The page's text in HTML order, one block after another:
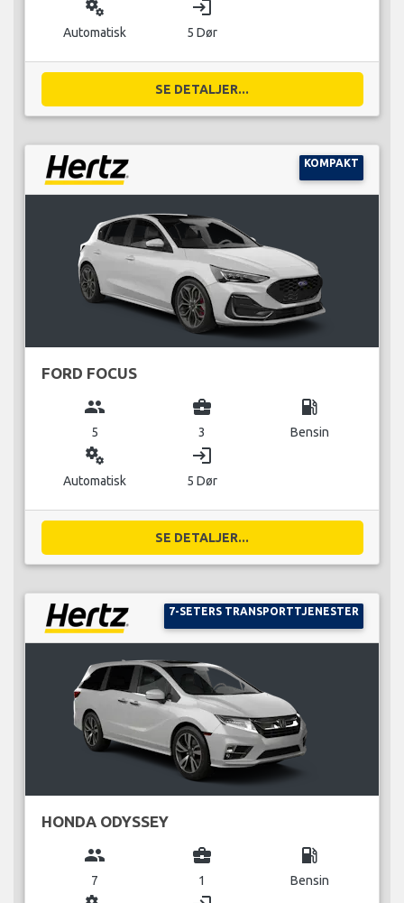
miscellaneous_services
Automatisk
login
5 Dør
SE DETALJER...
KOMPAKT
FORD FOCUS
group
5
business_center
3
local_gas_station
Bensin
miscellaneous_services
Automatisk
login
5 Dør
SE DETALJER...
7-SETERS TRANSPORTTJENESTER
HONDA ODYSSEY
group
7
business_center
1
local_gas_station
Bensin